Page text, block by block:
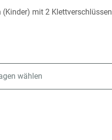
(Kinder) mit 2 Klettverschlüssen
wählen